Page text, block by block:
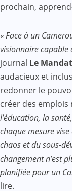
prochain,
« Face à un
visionnaire capable
journal Le
audacieux et
redonner le
créer des emplois
l’éducation, la
chaque mesure
chaos et du sous-
changement n’est
planifiée pour un
lire.